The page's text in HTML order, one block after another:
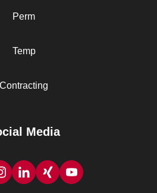
Perm
Temp
Contracting
Media